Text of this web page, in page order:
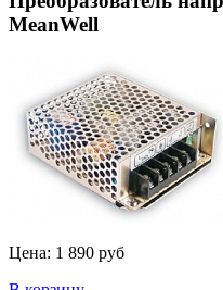
MeanWell
Цена: 1 890 руб